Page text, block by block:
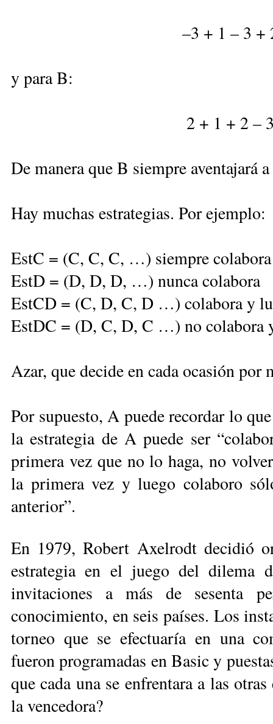
–3 + 1 – 3 +
y para B:
2 + 1 + 2 –
De manera que B siempre aventajará
Hay muchas estrategias. Por ejemplo:
EstC = (C, C, C, …) siempre colabora
EstD = (D, D, D, …) nunca colabora
EstCD = (C, D, C, D …) colabora y
EstDC = (D, C, D, C …) no colabora
Azar, que decide en cada ocasión por
Por supuesto, A puede recordar lo
la estrategia de A puede ser
primera vez que no lo haga, no
la primera vez y luego colaboro
anterior”.
En 1979, Robert Axelrodt decidió
estrategia en el juego del dilema
invitaciones a más de sesenta
conocimiento, en seis países. Los
torneo que se efectuaría en una
fueron programadas en Basic y
que cada una se enfrentara a las
la vencedora?